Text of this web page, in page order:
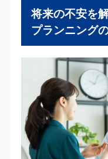
将来の不安を
プランニング